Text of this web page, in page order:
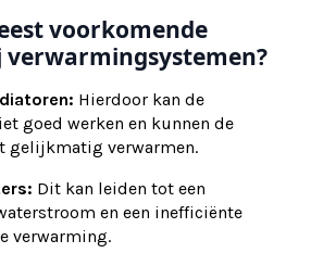
voorkomende
Hierdoor kan de
goed werken en kunnen de
gelijkmatig verwarmen.
Dit kan leiden tot een
en een inefficiënte
verwarming.